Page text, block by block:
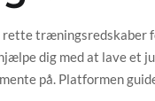
rette
dig med at lave et
på. Platformen